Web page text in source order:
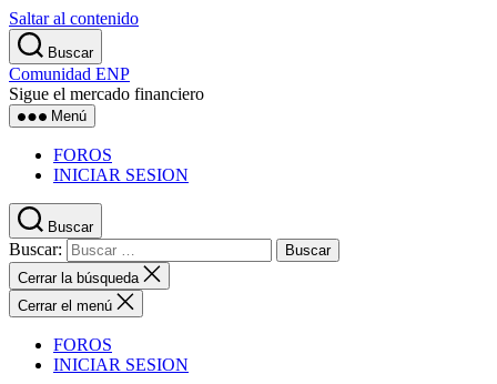
Saltar al contenido
Buscar
Comunidad ENP
Sigue el mercado financiero
Menú
FOROS
INICIAR SESION
Buscar
Buscar:
Cerrar la búsqueda
Cerrar el menú
FOROS
INICIAR SESION